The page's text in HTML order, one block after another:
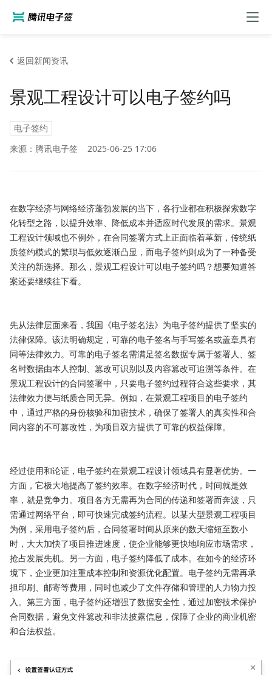
返回新闻资讯
景观工程设计可以电子签约吗
电子签约
来源：腾讯电子签
2025-06-25 17:06
在数字经济与网络经济蓬勃发展的当下，各行业都在积极探索数字
化转型之路，以提升效率、降低成本并适应时代发展的需求。景观
工程设计领域也不例外，在合同签署方式上正面临着革新，传统纸
质签约模式的繁琐与低效逐渐凸显，而电子签约则成为了一种备受
关注的新选择。那么，景观工程设计可以电子签约吗？想要知道答
案还要继续往下看。
先从法律层面来看，我国《电子签名法》为电子签约提供了坚实的
法律保障。该法明确规定，可靠的电子签名与手写签名或盖章具有
同等法律效力。可靠的电子签名需满足签名数据专属于签署人、签
名时数据由本人控制、篡改可识别以及内容篡改可追溯等条件。在
景观工程设计的合同签署中，只要电子签约过程符合这些要求，其
法律效力便与纸质合同无异。例如，在景观工程项目的电子签约
中，通过严格的身份核验和加密技术，确保了签署人的真实性和合
同内容的不可篡改性，为项目双方提供了可靠的权益保障。
经过使用和论证，电子签约在景观工程设计领域具有显著优势。一
方面，它极大地提高了签约效率。在数字经济时代，时间就是效
率，就是竞争力。项目各方无需再为合同的传递和签署而奔波，只
需通过网络平台，即可快速完成签约流程。以某大型景观工程项目
为例，采用电子签约后，合同签署时间从原来的数天缩短至数小
时，大大加快了项目推进速度，使企业能够更快地响应市场需求，
抢占发展先机。另一方面，电子签约降低了成本。在如今的经济环
境下，企业更加注重成本控制和资源优化配置。电子签约无需再承
担印刷、邮寄等费用，同时也减少了文件存储和管理的人力物力投
入。第三方面，电子签约还增强了数据安全性，通过加密技术保护
合同数据，避免文件篡改和非法披露信息，保障了企业的商业机密
和合法权益。